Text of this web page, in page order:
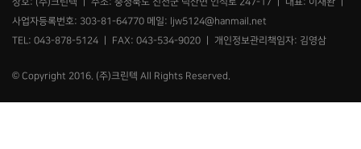
상호: (주)크린텍 ㅣ 주소: 충청북도 진천군 덕산면 인석로 247-17 ㅣ 대표: 이재완 ㅣ
사업자등록번호: 303-81-64770 메일: ljw5124@hanmail.net
TEL: 043-878-5124 ㅣ FAX: 043-534-9020 ㅣ 개인정보관리책임자: 김영삼
© Copyright 2016. (주)크린텍 All Rights Reserved.